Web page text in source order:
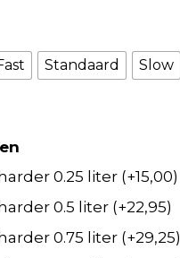
Standaard Slow
0.25 liter (+15,00)
0.5 liter (+22,95)
0.75 liter (+29,25)